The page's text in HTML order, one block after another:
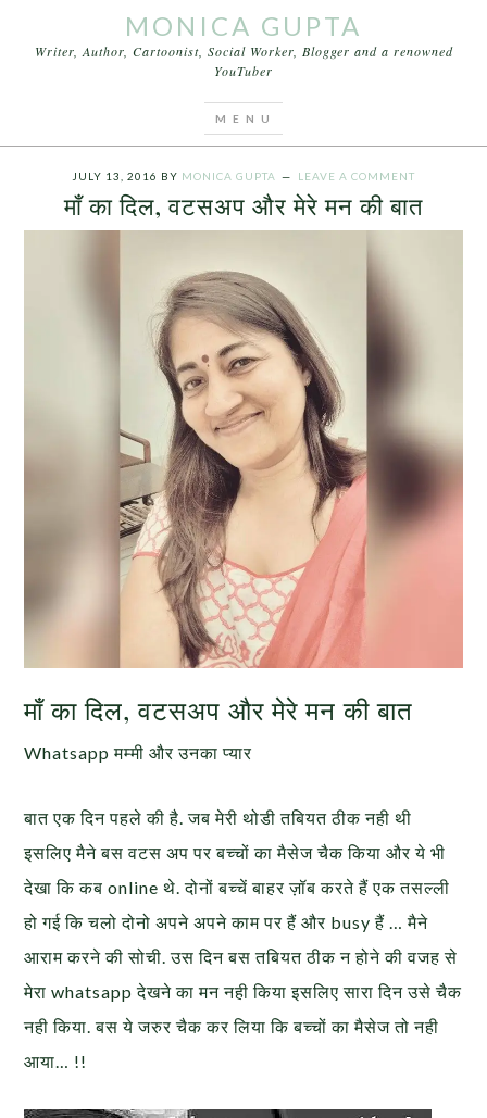
MONICA GUPTA
Writer, Author, Cartoonist, Social Worker, Blogger and a renowned
YouTuber
JULY 13, 2016 BY MONICA GUPTA LEAVE A COMMENT
माँ का दिल, वटसअप और मेरे मन की बात
माँ का दिल, वटसअप और मेरे मन की बात
Whatsapp मम्मी और उनका प्यार
बात एक दिन पहले की है. जब मेरी थोडी तबियत ठीक नही थी
इसलिए मैने बस वटस अप पर बच्चों का मैसेज चैक किया और ये भी
देखा कि कब online थे. दोनों बच्चें बाहर ज़ॉब करते हैं एक तसल्ली
हो गई कि चलो दोनो अपने अपने काम पर हैं और busy हैं … मैने
आराम करने की सोची. उस दिन बस तबियत ठीक न होने की वजह से
मेरा whatsapp देखने का मन नही किया इसलिए सारा दिन उसे चैक
नही किया. बस ये जरुर चैक कर लिया कि बच्चों का मैसेज तो नही
आया… !!